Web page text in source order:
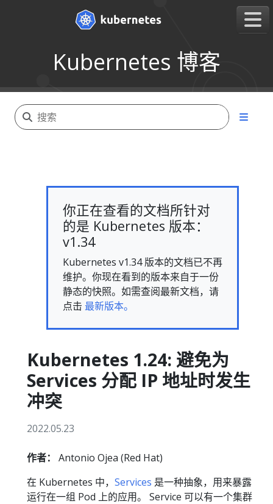
Kubernetes 博客
你正在查看的文档所针对
的是 Kubernetes 版本：
v1.34
Kubernetes v1.34 版本的文档已不再
维护。你现在看到的版本来自于一份
静态的快照。如需查阅最新文档，请
点击 最新版本。
Kubernetes 1.24: 避免为
Services 分配 IP 地址时发生
冲突
2022.05.23
作者：
Antonio Ojea (Red Hat)
在 Kubernetes 中， Services 是一种抽象，用来暴露
运行在一组 Pod 上的应用。 Service 可以有一个集群